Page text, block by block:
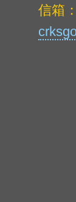
信箱：